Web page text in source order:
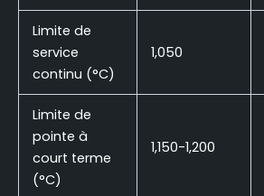
Limite de
service
continu (°C)
1,050
Limite de
pointe à
court terme
(°C)
1,150-1,200